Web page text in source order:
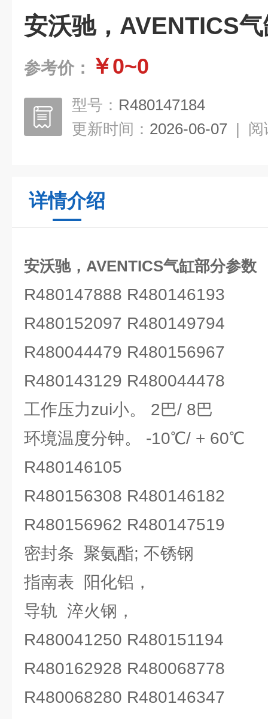
安沃驰，AVENTICS
参考价： ￥0~0
型号： R480147184
更新时间： 2026-06-07 | 阅
详情介绍
安沃驰，AVENTICS气缸部分参数
R480147888 R480146193
R480152097 R480149794
R480044479 R480156967
R480143129 R480044478
工作压力zui小。 2巴/ 8巴
环境温度分钟。 -10℃/ + 60℃
R480146105
R480156308 R480146182
R480156962 R480147519
密封条 聚氨酯; 不锈钢
指南表 阳化铝，
导轨 淬火钢，
R480041250 R480151194
R480162928 R480068778
R480068280 R480146347